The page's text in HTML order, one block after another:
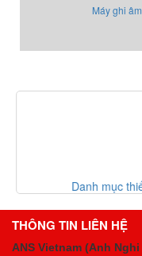
Máy ghi
Danh mục
THÔNG TIN LIÊN HỆ
ANS Vietnam (Anh